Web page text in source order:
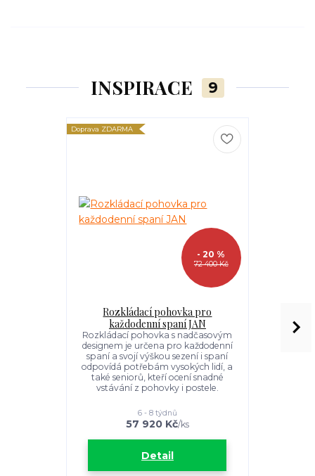
INSPIRACE 9
Doprava ZDARMA
72 400 Kč
- 20 %
Rozkládací pohovka pro
každodenní spaní JAN
Rozkládací pohovka s nadčasovým
designem je určena pro každodenní
spaní a svojí výškou sezení i spaní
odpovídá potřebám vysokých lidí, a
také seniorů, kteří ocení snadné
vstávání z pohovky i postele.
57 920 Kč/ks
6 - 8 týdnů
Detail